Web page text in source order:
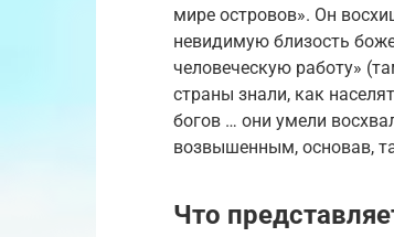
мире островов». Он
невидимую близость
человеческую работу»
страны знали, как
богов … они умели
возвышенным, основав,
Что